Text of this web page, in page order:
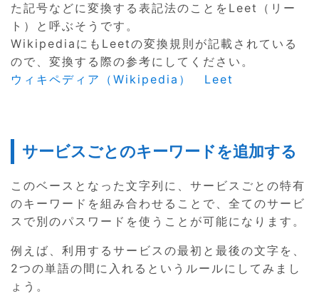
た記号などに変換する表記法のことをLeet（リー
ト）と呼ぶそうです。
WikipediaにもLeetの変換規則が記載されている
ので、変換する際の参考にしてください。
ウィキペディア（Wikipedia） Leet
サービスごとのキーワードを追加する
このベースとなった文字列に、サービスごとの特有
のキーワードを組み合わせることで、全てのサービ
スで別のパスワードを使うことが可能になります。
例えば、利用するサービスの最初と最後の文字を、
2つの単語の間に入れるというルールにしてみまし
ょう。